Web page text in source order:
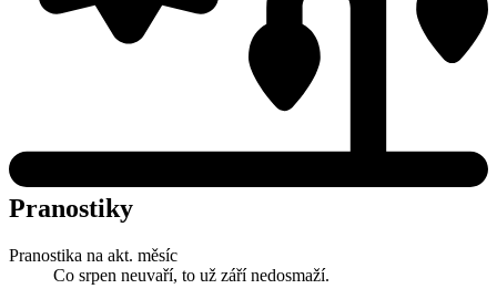
Pranostiky
Pranostika na akt. měsíc
Co srpen neuvaří, to už září nedosmaží.